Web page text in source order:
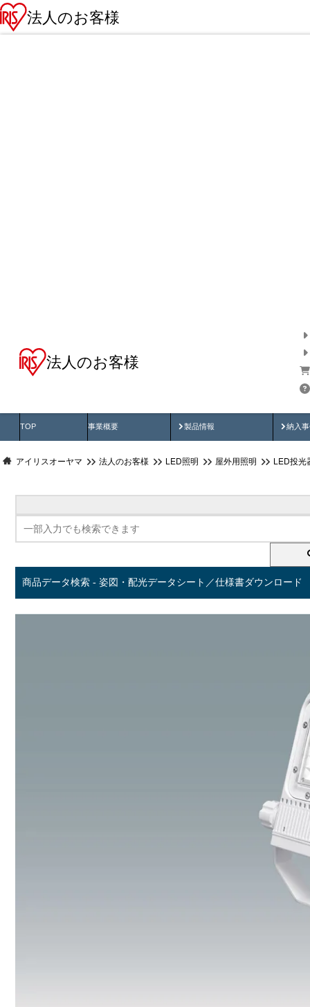
法人のお客様
法人のお客様
TOP 事業概要 製品情報
製品動画 納入
納
アイリスオーヤマ 法人のお客様 LED照明 屋外用照明 LED投光
商品データ検索 - 姿図・配光データシート／仕様書ダウンロード